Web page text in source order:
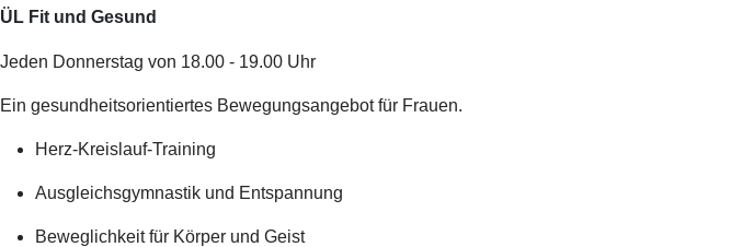
ÜL Fit und Gesund
Jeden Donnerstag von 18.00 - 19.00 Uhr
Ein gesundheitsorientiertes Bewegungsangebot für Frauen.
Herz-Kreislauf-Training
Ausgleichsgymnastik und Entspannung
Beweglichkeit für Körper und Geist